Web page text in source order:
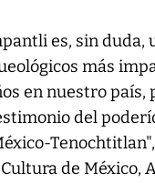
es, sin duda,
más
en nuestro país,
del
de México,